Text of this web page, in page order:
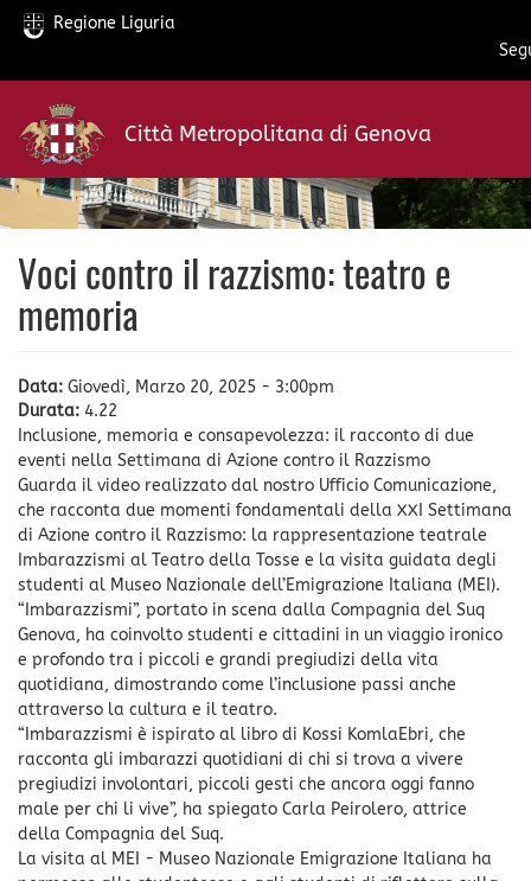
Salta
contenuto
principale
Regione Liguria
Città Metropolitana di Genova
Voci contro il razzismo: teatro e
memoria
Data: Giovedì, Marzo 20, 2025 - 3:00pm
Durata: 4.22
Inclusione, memoria e consapevolezza: il racconto di due
eventi nella Settimana di Azione contro il Razzismo
Guarda il video realizzato dal nostro Ufficio Comunicazione,
che racconta due momenti fondamentali della XXI Settimana
di Azione contro il Razzismo: la rappresentazione teatrale
Imbarazzismi al Teatro della Tosse e la visita guidata degli
studenti al Museo Nazionale dell’Emigrazione Italiana (MEI).
“Imbarazzismi”, portato in scena dalla Compagnia del Suq
Genova, ha coinvolto studenti e cittadini in un viaggio ironico
e profondo tra i piccoli e grandi pregiudizi della vita
quotidiana, dimostrando come l’inclusione passi anche
attraverso la cultura e il teatro.
“Imbarazzismi è ispirato al libro di Kossi KomlaEbri, che
racconta gli imbarazzi quotidiani di chi si trova a vivere
pregiudizi involontari, piccoli gesti che ancora oggi fanno
male per chi li vive”, ha spiegato Carla Peirolero, attrice
della Compagnia del Suq.
La visita al MEI - Museo Nazionale Emigrazione Italiana ha